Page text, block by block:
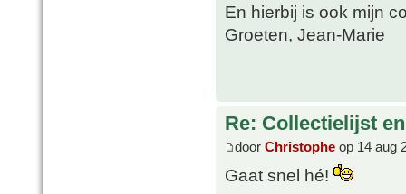
En hierbij is ook mijn
Groeten, Jean-Marie
Re: Collectielijst
door Christophe op 14 aug
Gaat snel hé!